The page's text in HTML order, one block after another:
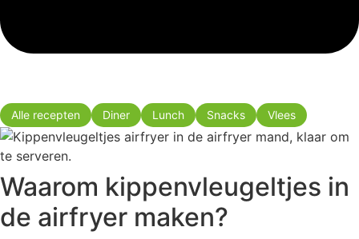
Alle recepten Diner Lunch Snacks Vlees
Waarom kippenvleugeltjes in
de airfryer maken?